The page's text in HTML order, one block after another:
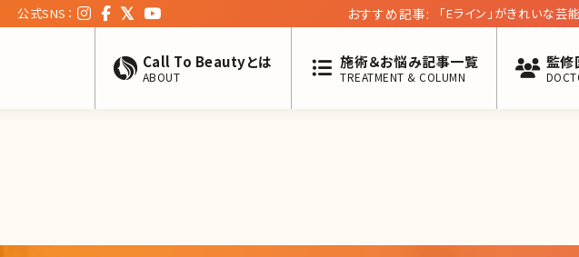
公式SNS： おすすめ記事: 「Eライン」がきれいな
Call To Beautyとは
ABOUT
施術＆お悩み記事一覧
TREATMENT & COLUMN
監修